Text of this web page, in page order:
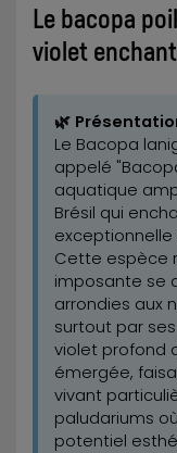
Le bacopa
violet
🌿
Le Bacopa
appelé
aquatique
Brésil qui
Cette espèce
imposante se
arrondies aux
surtout par
violet profond
émergée,
vivant
paludariums
potentiel